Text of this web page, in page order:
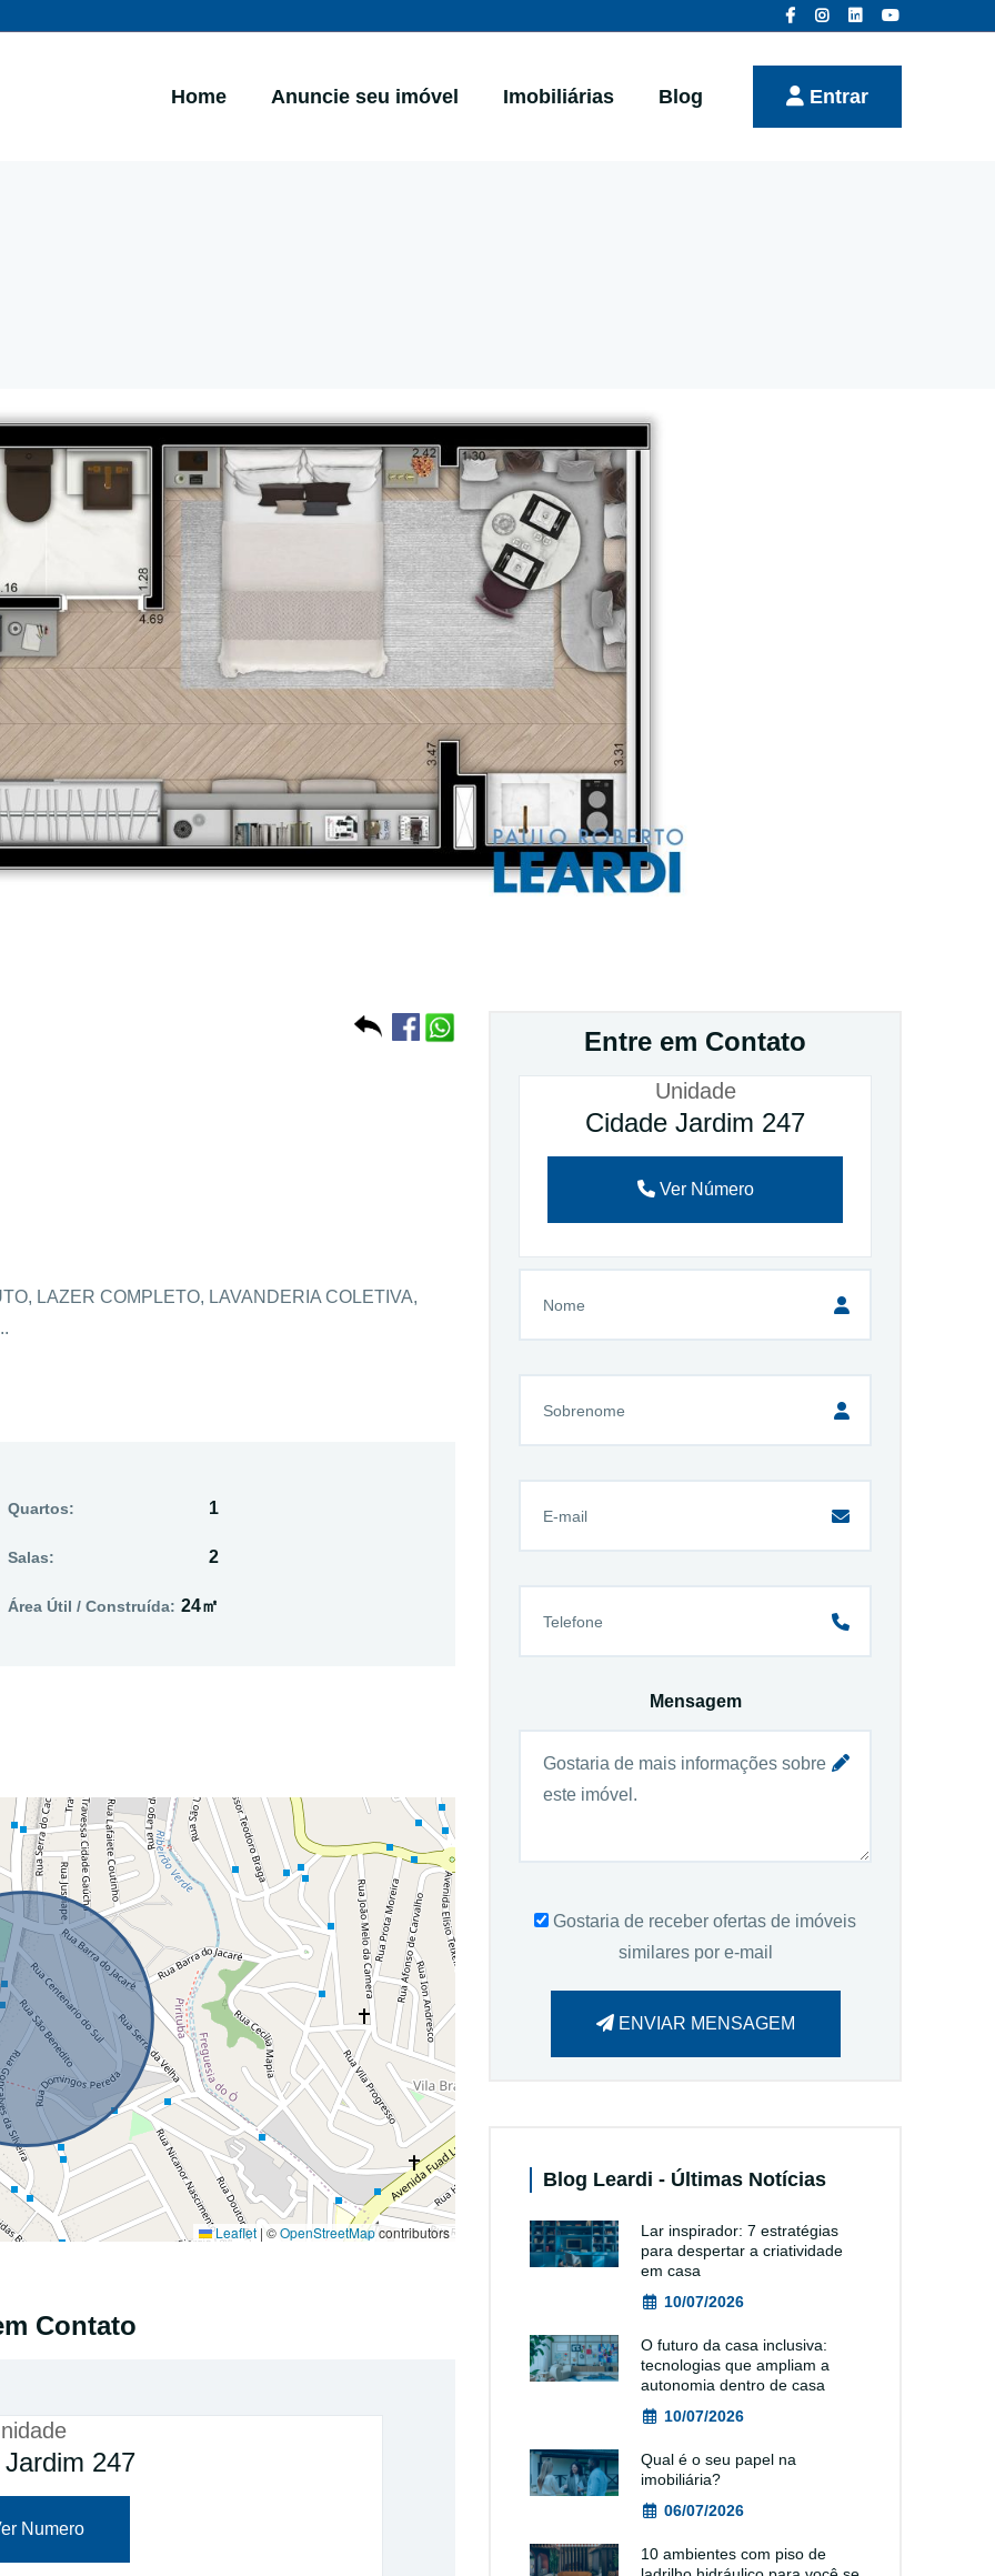
Home Anuncie seu imóvel Imobiliárias Blog Entrar
LAZER COMPLETO, LAVANDERIA COLETIVA,
Quartos: 1
Salas: 2
Área Útil / Construída: 24㎡
Leaflet | ©OpenStreetMapcontributors
Contato
247
Numero
Entre em Contato
Unidade
Cidade Jardim 247
Ver Número
Mensagem
Gostaria de receber ofertas de imóveis
similares por e-mail
ENVIAR MENSAGEM
Blog Leardi - Últimas Notícias
Lar inspirador: 7 estratégias
para despertar a criatividade
em casa
10/07/2026
O futuro da casa inclusiva:
tecnologias que ampliam a
autonomia dentro de casa
10/07/2026
Qual é o seu papel na
imobiliária?
06/07/2026
10 ambientes com piso de